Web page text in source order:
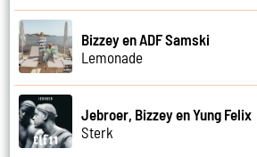
Bizzey en ADF Samski
Lemonade
Jebroer, Bizzey en Yung Felix
Sterk